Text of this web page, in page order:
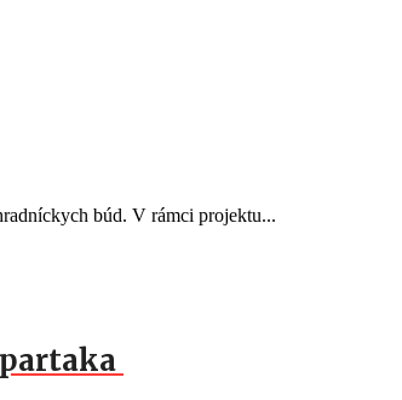
búd. V rámci projektu...